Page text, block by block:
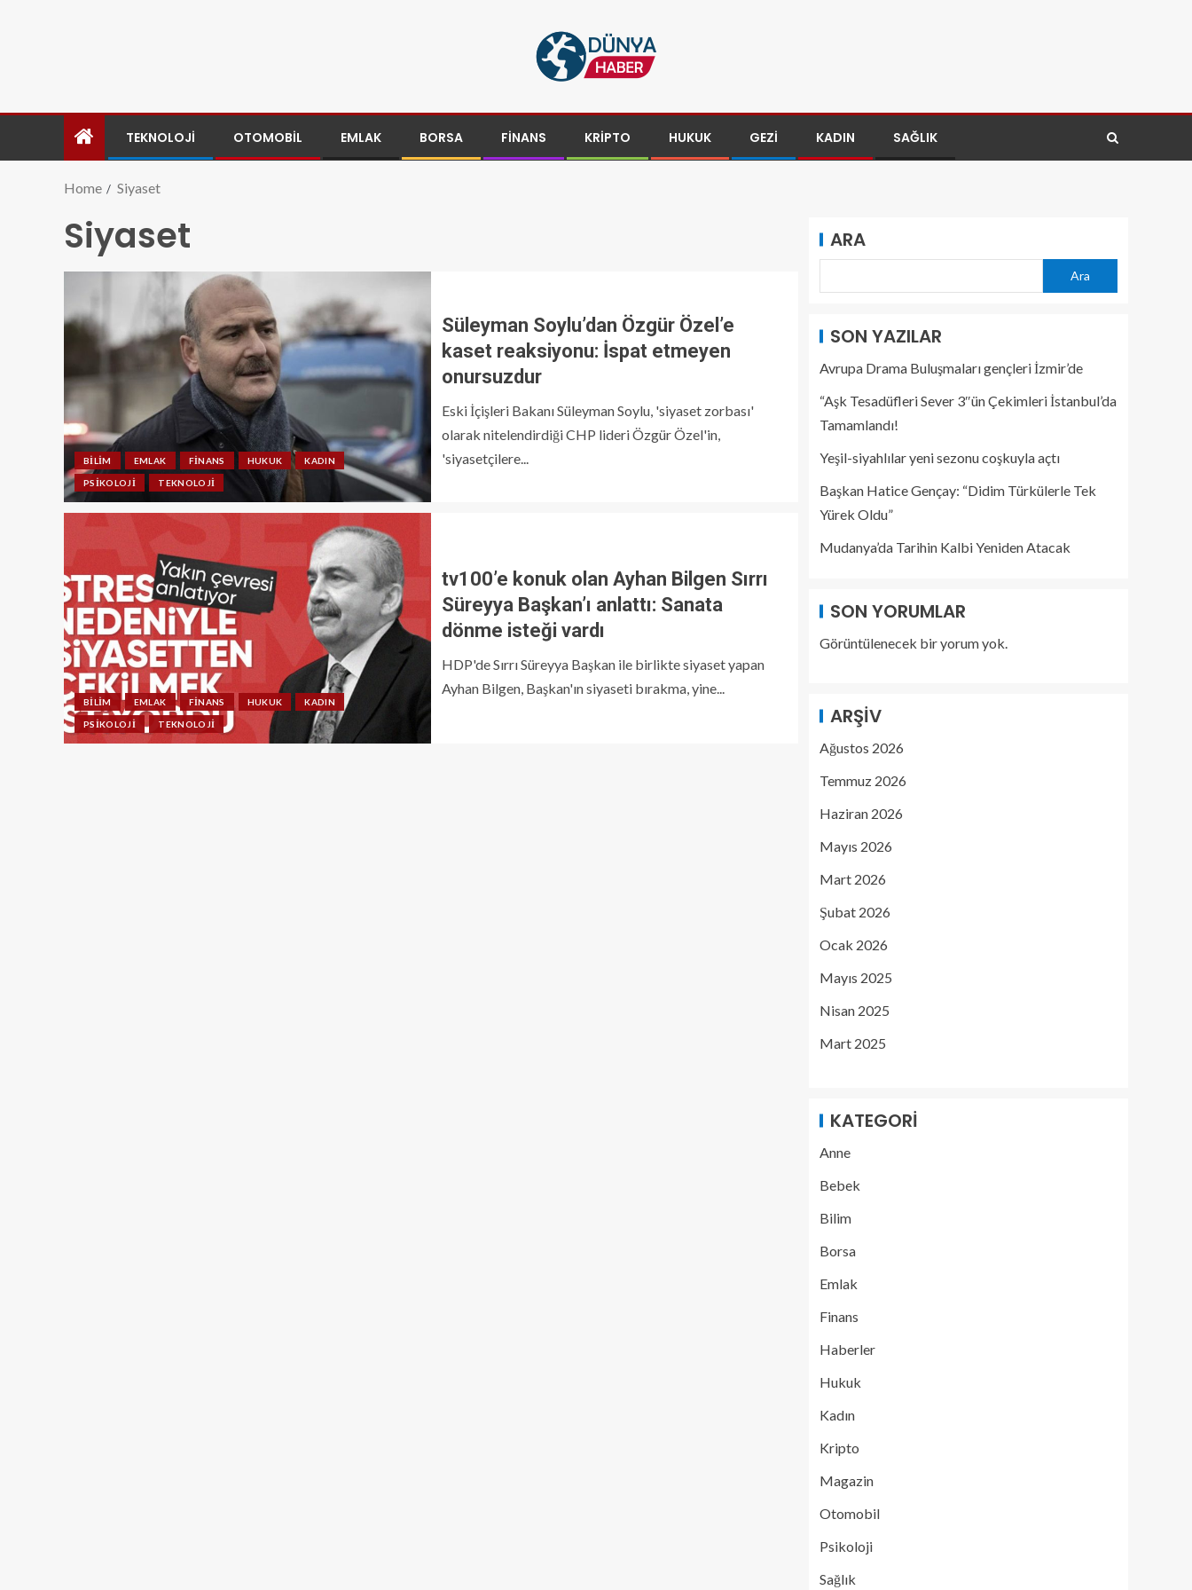
TEKNOLOJI OTOMOBIL EMLAK BORSA FINANS KRIPTO HUKUK GEZI KADIN SAĞLIK
Home Siyaset
Siyaset
BILIM EMLAK FINANS HUKUK KADIN
PSIKOLOJI TEKNOLOJI
Süleyman Soylu’dan Özgür Özel’e
kaset reaksiyonu: İspat etmeyen
onursuzdur
Eski İçişleri Bakanı Süleyman Soylu, 'siyaset zorbası'
olarak nitelendirdiği CHP lideri Özgür Özel'in,
'siyasetçilere...
BILIM EMLAK FINANS HUKUK KADIN
PSIKOLOJI TEKNOLOJI
tv100’e konuk olan Ayhan Bilgen Sırrı
Süreyya Başkan’ı anlattı: Sanata
dönme isteği vardı
HDP'de Sırrı Süreyya Başkan ile birlikte siyaset yapan
Ayhan Bilgen, Başkan'ın siyaseti bırakma, yine...
ARA
Ara
SON YAZILAR
Avrupa Drama Buluşmaları gençleri İzmir’de
“Aşk Tesadüfleri Sever 3″ün Çekimleri İstanbul’da
Tamamlandı!
Yeşil-siyahlılar yeni sezonu coşkuyla açtı
Başkan Hatice Gençay: “Didim Türkülerle Tek
Yürek Oldu”
Mudanya’da Tarihin Kalbi Yeniden Atacak
SON YORUMLAR
Görüntülenecek bir yorum yok.
ARŞIV
Ağustos 2026
Temmuz 2026
Haziran 2026
Mayıs 2026
Mart 2026
Şubat 2026
Ocak 2026
Mayıs 2025
Nisan 2025
Mart 2025
KATEGORI
Anne
Bebek
Bilim
Borsa
Emlak
Finans
Haberler
Hukuk
Kadın
Kripto
Magazin
Otomobil
Psikoloji
Sağlık